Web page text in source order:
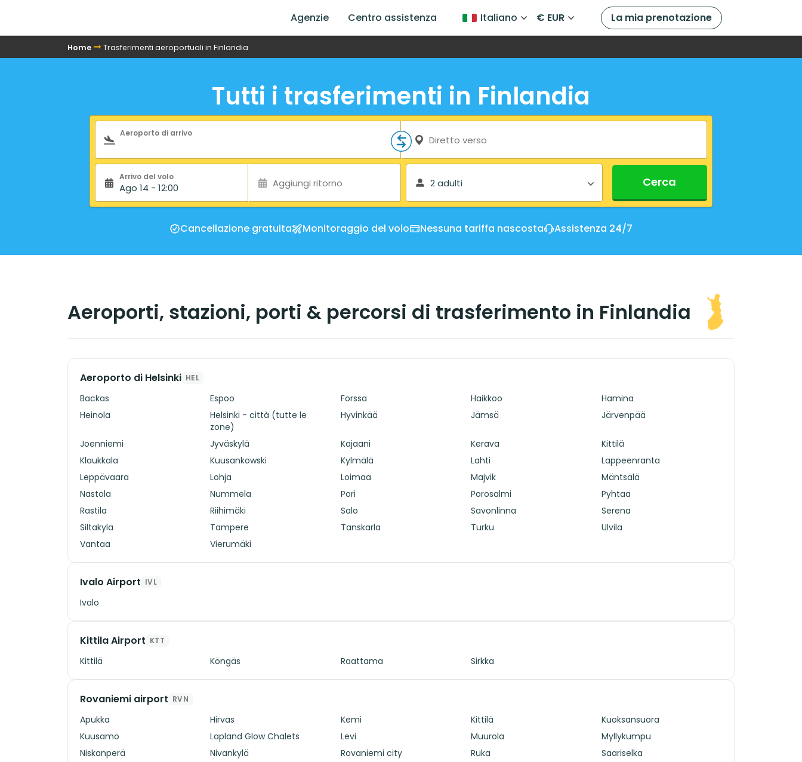
Agenzie Centro assistenza Italiano € EUR La mia prenotazione
Home Trasferimenti aeroportuali in Finlandia
Tutti i trasferimenti in Finlandia
Modulo di ricerca
Aeroporto di arrivo
Diretto verso
Arrivo del volo
Ago 14 - 12:00 Aggiungi ritorno 2 adulti Cerca
Cancellazione gratuita Monitoraggio del volo Nessuna tariffa nascosta Assistenza 24/7
Aeroporti, stazioni, porti & percorsi di trasferimento in Finlandia
Aeroporto di Helsinki HEL
Backas Espoo Forssa Haikkoo
Hamina
Heinola
Helsinki - città (tutte le
zone)
Hyvinkää Jämsä Järvenpää
Joenniemi Jyväskylä Kajaani Kerava
Kittilä
Klaukkala
Kuusankowski Kylmälä Lahti
Lappeenranta
Leppävaara
Lohja Loimaa Majvik
Mäntsälä
Nastola
Nummela Pori Porosalmi
Pyhtaa
Rastila
Riihimäki Salo Savonlinna
Serena
Siltakylä
Tampere Tanskarla Turku
Ulvila
Vantaa
Vierumäki
Ivalo Airport IVL
Ivalo
Kittila Airport KTT
Kittilä Köngäs Raattama Sirkka
Rovaniemi airport RVN
Apukka Hirvas Kemi Kittilä
Kuoksansuora
Kuusamo
Lapland Glow Chalets Levi Muurola
Myllykumpu
Niskanperä
Nivankylä Rovaniemi city Ruka
Saariselka